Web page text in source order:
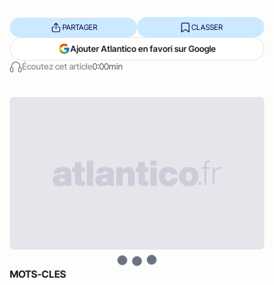
Écoutez cet article0:00min
PARTAGER CLASSER
Ajouter Atlantico en favori sur Google
MOTS-CLES